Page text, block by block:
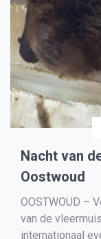
Nacht van
Oostwoud
OOSTWOUD –
van de
internationaal